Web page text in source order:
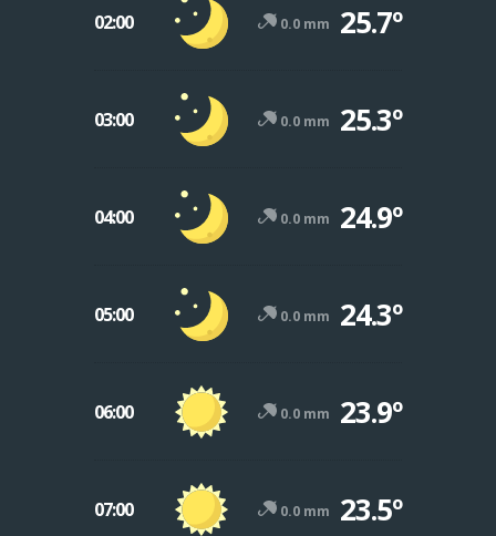
02:00 0.0 mm 25.7º
03:00 0.0 mm 25.3º
04:00 0.0 mm 24.9º
05:00 0.0 mm 24.3º
06:00 0.0 mm 23.9º
07:00 0.0 mm 23.5º